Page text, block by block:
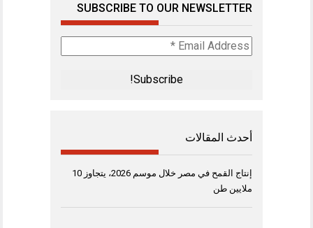
SUBSCRIBE TO OUR NEWSLETTER
Email
Address
أحدث المقالات
إنتاج القمح في مصر خلال موسم 2026، يتجاوز 10
ملايين طن